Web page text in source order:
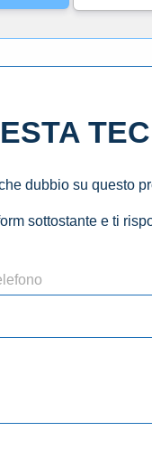
dubbio su questo
sottostante e ti